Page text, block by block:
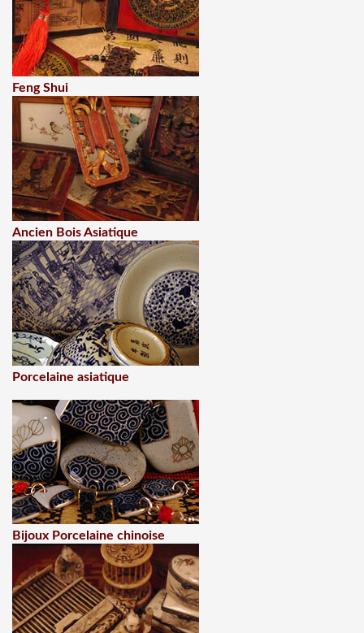
Feng Shui
Ancien Bois Asiatique
Porcelaine asiatique
Bijoux Porcelaine chinoise